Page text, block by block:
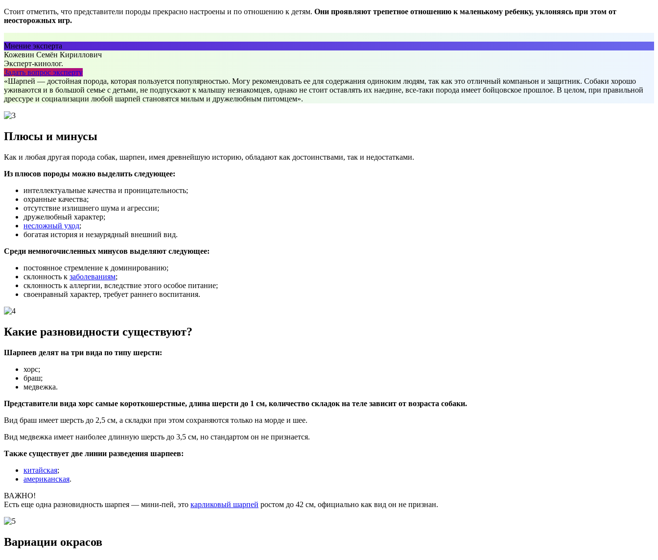
Стоит отметить, что представители породы прекрасно настроены и по отношению к детям. Они проявляют трепетное отношению к маленькому ребенку, уклоняясь при этом от
неосторожных игр.
Мнение эксперта
Кожевин Семён Кириллович
Эксперт-кинолог.
Задать вопрос эксперту
«Шарпей — достойная порода, которая пользуется популярностью. Могу рекомендовать ее для содержания одиноким людям, так как это отличный компаньон и защитник. Собаки хорошо
уживаются и в большой семье с детьми, не подпускают к малышу незнакомцев, однако не стоит оставлять их наедине, все-таки порода имеет бойцовское прошлое. В целом, при правильной
дрессуре и социализации любой шарпей становятся милым и дружелюбным питомцем».
Плюсы и минусы
Как и любая другая порода собак, шарпеи, имея древнейшую историю, обладают как достоинствами, так и недостатками.
Из плюсов породы можно выделить следующее:
интеллектуальные качества и проницательность;
охранные качества;
отсутствие излишнего шума и агрессии;
дружелюбный характер;
несложный уход;
богатая история и незаурядный внешний вид.
Среди немногочисленных минусов выделяют следующее:
постоянное стремление к доминированию;
склонность к заболеваниям;
склонность к аллергии, вследствие этого особое питание;
своенравный характер, требует раннего воспитания.
Какие разновидности существуют?
Шарпеев делят на три вида по типу шерсти:
хорс;
браш;
медвежка.
Представители вида хорс самые короткошерстные, длина шерсти до 1 см, количество складок на теле зависит от возраста собаки.
Вид браш имеет шерсть до 2,5 см, а складки при этом сохраняются только на морде и шее.
Вид медвежка имеет наиболее длинную шерсть до 3,5 см, но стандартом он не признается.
Также существует две линии разведения шарпеев:
китайская;
американская.
ВАЖНО!
Есть еще одна разновидность шарпея — мини-пей, это карликовый шарпей ростом до 42 см, официально как вид он не признан.
Вариации окрасов